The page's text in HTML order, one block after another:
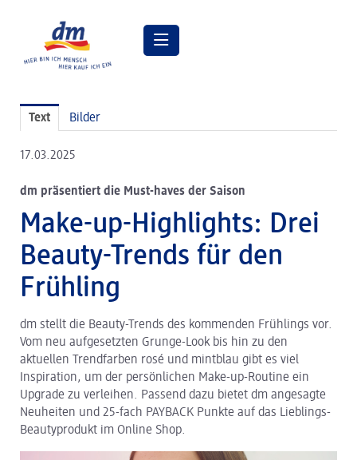
Pressebilder
dm Geschäftsführung
dm Markt
dm friseurstudio
dm kosmetikstudio
Verantwortung
Lehre bei dm
Arbeiten bei dm
dm Logistik
dm Online Shop
Text Bilder
17.03.2025
dm präsentiert die Must-haves der Saison
Make-up-Highlights: Drei
Beauty-Trends für den
Frühling
dm stellt die Beauty-Trends des kommenden Frühlings vor.
Vom neu aufgesetzten Grunge-Look bis hin zu den
aktuellen Trendfarben rosé und mintblau gibt es viel
Inspiration, um der persönlichen Make-up-Routine ein
Upgrade zu verleihen. Passend dazu bietet dm angesagte
Neuheiten und 25-fach PAYBACK Punkte auf das Lieblings-
Beautyprodukt im Online Shop.